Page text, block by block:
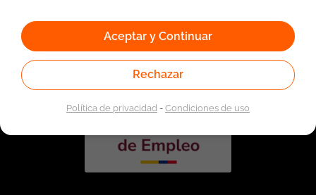
del Servicio Público de Empleo según Resolución No.
0026 del 17 de Enero de 2023,
Aceptar y Continuar
Rechazar
Política de privacidad-Condiciones de uso